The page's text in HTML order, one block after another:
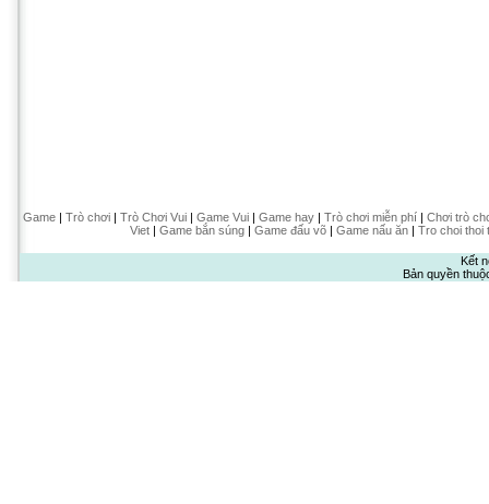
Game| Trò chơi| Trò Chơi Vui| Game Vui| Game hay| Trò chơi miễn phí| Chơi trò
Viet| Game bắn súng| Game đấu võ| Game nấu ăn| Tro choi thoi
Kết
Bản quyền